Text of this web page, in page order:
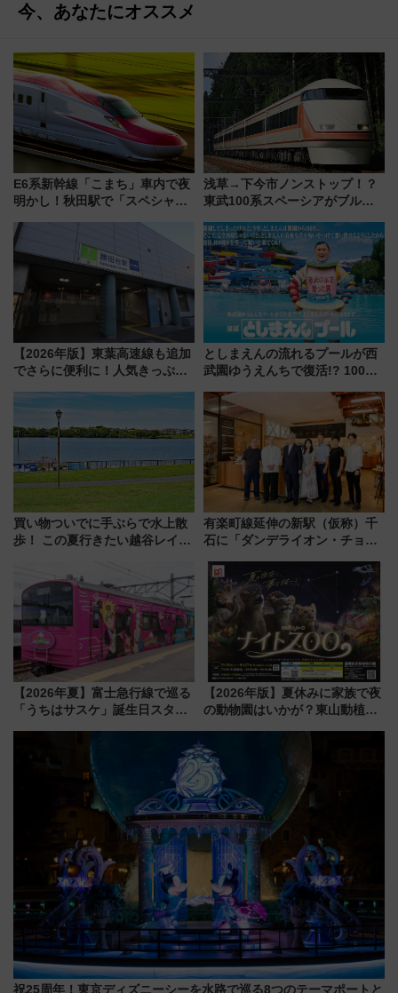
今、あなたにオススメ
E6系新幹線「こまち」車内で夜
明かし！秋田駅で「スペシャル
法は？
浅草→下今市ノンストップ！？
東武100系スペーシアがブルー
ー当時の停車駅」を再現 運転
時刻や特急券の買い方を紹介
【2026年版】東葉高速線も追加
でさらに便利に！人気きっぷ
今年も発売 秋・早春に千葉県を
巡るなら使い勝手・コスパ抜群
としまえんの流れるプールが西
武園ゆうえんちで復活!? 100周
イダー」に注目 2026年夏は所
沢へ遊びに行こう
買い物ついでに手ぶらで水上散
歩！ この夏行きたい越谷レイク
ア「LAKESIDE PARK」（埼玉
県越谷市）
有楽町線延伸の新駅（仮称）千
石に「ダンデライオン・チョコ
1億円出資で挑む新時代のまちづ
くりとは？
【2026年夏】富士急行線で巡る
「うちはサスケ」誕生日スタン
定グルメ＆グッズ徹底ガイド
【2026年版】夏休みに家族で夜
の動物園はいかが？東山動植物
ZOO」開催情報
祝25周年！東京ディズニーシーを水路で巡る8つのテーマポートと